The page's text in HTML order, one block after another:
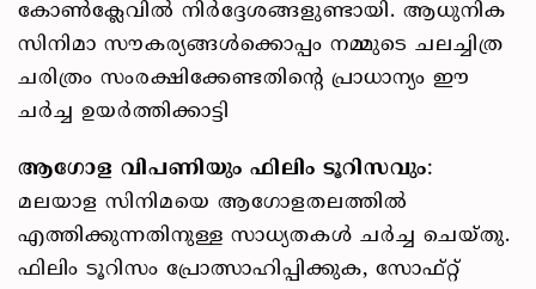
കോൺക്ലേവിൽ നിർദ്ദേശങ്ങളുണ്ടായി. ആധുനിക
സിനിമാ സൗകര്യങ്ങൾക്കൊപ്പം നമ്മുടെ ചലച്ചിത്ര
ചരിത്രം സംരക്ഷിക്കേണ്ടതിന്റെ പ്രാധാന്യം ഈ
ചർച്ച ഉയർത്തിക്കാട്ടി
ആഗോള വിപണിയും ഫിലിം ടൂറിസവും:
മലയാള സിനിമയെ ആഗോളതലത്തിൽ
എത്തിക്കുന്നതിനുള്ള സാധ്യതകൾ ചർച്ച ചെയ്തു.
ഫിലിം ടൂറിസം പ്രോത്സാഹിപ്പിക്കുക, സോഫ്റ്റ്